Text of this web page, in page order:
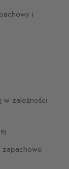
i
w zależności